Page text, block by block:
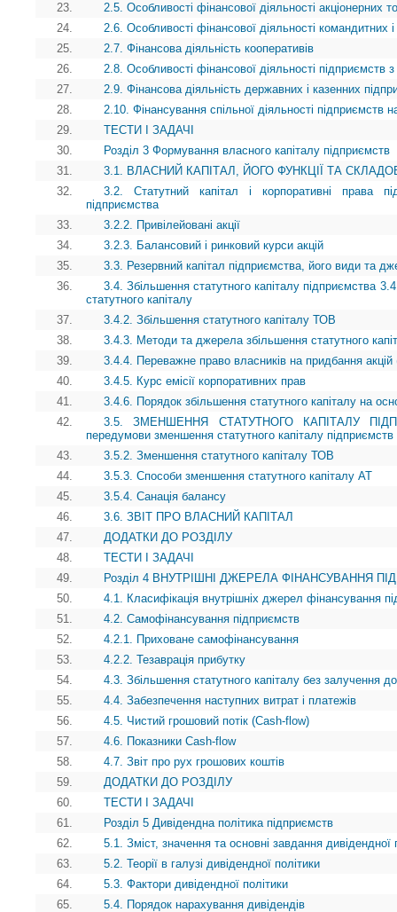
23.
2.5. Особливості фінансової діяльності акціонерних
24.
2.6. Особливості фінансової діяльності командитних
25.
2.7. Фінансова діяльність кооперативів
26.
2.8. Особливості фінансової діяльності підприємств
27.
2.9. Фінансова діяльність державних і казенних
28.
2.10. Фінансування спільної діяльності підприємств
29.
ТЕСТИ І ЗАДАЧІ
30.
Розділ 3 Формування власного капіталу підприємств
31.
3.1. ВЛАСНИЙ КАПІТАЛ, ЙОГО ФУНКЦІЇ ТА
32.
3.2. Статутний капітал і корпоративні права
підприємства
33.
3.2.2. Привілейовані акції
34.
3.2.3. Балансовий і ринковий курси акцій
35.
3.3. Резервний капітал підприємства, його види та
36.
3.4. Збільшення статутного капіталу підприємства
статутного капіталу
37.
3.4.2. Збільшення статутного капіталу ТОВ
38.
3.4.3. Методи та джерела збільшення статутного
39.
3.4.4. Переважне право власників на придбання акцій
40.
3.4.5. Курс емісії корпоративних прав
41.
3.4.6. Порядок збільшення статутного капіталу на
42.
3.5. ЗМЕНШЕННЯ СТАТУТНОГО КАПІТАЛУ
передумови зменшення статутного капіталу підприємств
43.
3.5.2. Зменшення статутного капіталу ТОВ
44.
3.5.3. Способи зменшення статутного капіталу АТ
45.
3.5.4. Санація балансу
46.
3.6. ЗВІТ ПРО ВЛАСНИЙ КАПІТАЛ
47.
ДОДАТКИ ДО РОЗДІЛУ
48.
ТЕСТИ І ЗАДАЧІ
49.
Розділ 4 ВНУТРІШНІ ДЖЕРЕЛА ФІНАНСУВАННЯ
50.
4.1. Класифікація внутрішніх джерел фінансування
51.
4.2. Самофінансування підприємств
52.
4.2.1. Приховане самофінансування
53.
4.2.2. Тезаврація прибутку
54.
4.3. Збільшення статутного капіталу без залучення
55.
4.4. Забезпечення наступних витрат i платежів
56.
4.5. Чистий грошовий потік (Cash-flow)
57.
4.6. Показники Cash-flow
58.
4.7. Звіт про рух грошових коштів
59.
ДОДАТКИ ДО РОЗДІЛУ
60.
ТЕСТИ І ЗАДАЧІ
61.
Розділ 5 Дивідендна політика підприємств
62.
5.1. Зміст, значення та основні завдання дивідендної
63.
5.2. Теорії в галузі дивідендної політики
64.
5.3. Фактори дивідендної політики
65.
5.4. Порядок нарахування дивідендів